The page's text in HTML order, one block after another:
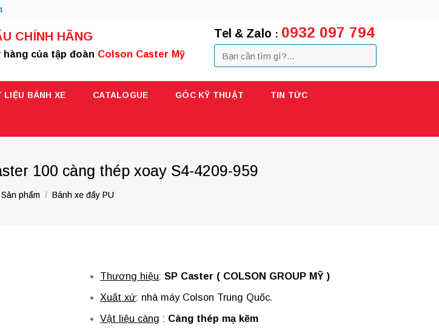
CHÍNH HÃNG
hàng của tập đoàn Colson Caster Mỹ
Tel & Zalo : 0932 097 794
LIỆU BÁNH XE CATALOGUE GÓC KỸ THUẬT TIN TỨC
100 càng thép xoay S4-4209-959
Sản phẩm / Bánh xe đẩy PU
Thương hiệu:SP Caster ( COLSON GROUP MỸ )
Xuất xứ: nhà máy Colson Trung Quốc.
Vật liệu càng : Càng thép mạ kẽm